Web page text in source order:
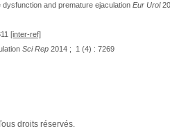
and premature ejaculation Eur Urol
[inter-ref]
Sci Rep 2014 ; 1 (4) : 7269
droits réservés.